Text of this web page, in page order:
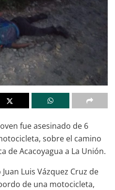
fue asesinado de 6
sobre el camino
de Acacoyagua a La Unión.
Luis Vázquez Cruz de
de una motocicleta,